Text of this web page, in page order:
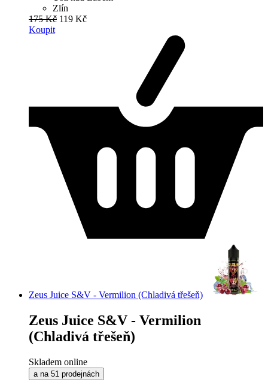
Zlín
175 Kč 119 Kč
Koupit
Zeus Juice S&V - Vermilion (Chladivá třešeň)
Zeus Juice S&V - Vermilion
(Chladivá třešeň)
Skladem online
a na 51 prodejnách